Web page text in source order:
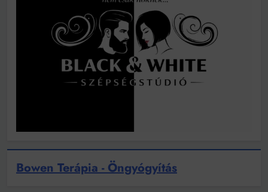
Bowen Terápia - Öngyógyítás